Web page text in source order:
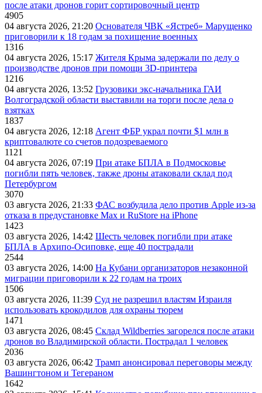
после атаки дронов горит сортировочный центр
4905
04 августа 2026, 21:20 Основателя ЧВК «Ястреб» Марущенко
приговорили к 18 годам за похищение военных
1316
04 августа 2026, 15:17 Жителя Крыма задержали по делу о
производстве дронов при помощи 3D‑принтера
1216
04 августа 2026, 13:52 Грузовики экс-начальника ГАИ
Волгоградской области выставили на торги после дела о
взятках
1837
04 августа 2026, 12:18 Агент ФБР украл почти $1 млн в
криптовалюте со счетов подозреваемого
1121
04 августа 2026, 07:19 При атаке БПЛА в Подмосковье
погибли пять человек, также дроны атаковали склад под
Петербургом
3070
03 августа 2026, 21:33 ФАС возбудила дело против Apple из-за
отказа в предустановке Max и RuStore на iPhone
1423
03 августа 2026, 14:42 Шесть человек погибли при атаке
БПЛА в Архипо-Осиповке, еще 40 пострадали
2544
03 августа 2026, 14:00 На Кубани организаторов незаконной
миграции приговорили к 22 годам на троих
1506
03 августа 2026, 11:39 Суд не разрешил властям Израиля
использовать крокодилов для охраны тюрем
1471
03 августа 2026, 08:45 Склад Wildberries загорелся после атаки
дронов во Владимирской области. Пострадал 1 человек
2036
03 августа 2026, 06:42 Трамп анонсировал переговоры между
Вашингтоном и Тегераном
1642